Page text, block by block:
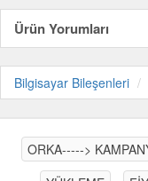
Ürün Yorumları
Bilgisayar Bileşenleri
ORKA----->